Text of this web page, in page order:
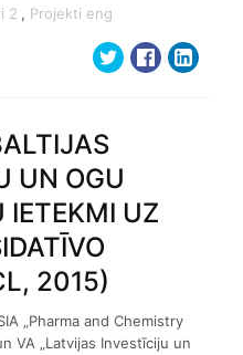
2 , Projekti eng
UN OGU
IETEKMI UZ
2015)
„Pharma and Chemistry
VA „Latvijas Investīciju un